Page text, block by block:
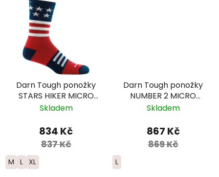
Darn Tough ponožky
STARS HIKER MICRO
CREW Lightweight
Skladem
834 Kč
837 Kč
M L XL
Darn Tough ponožky
NUMBER 2 MICRO
CREW Midweight
červené/modré/žluté
Skladem
867 Kč
869 Kč
L